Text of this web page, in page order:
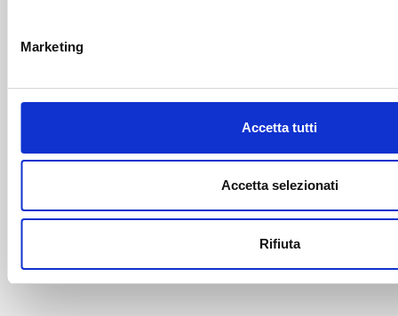
Marketing
Accetta tutti
Accetta selezionati
Rifiuta